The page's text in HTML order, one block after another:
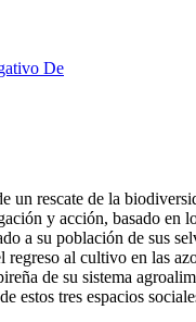
De
un rescate de la
y acción, basado en
a su población de sus
al cultivo en las
de su sistema
estos tres espacios